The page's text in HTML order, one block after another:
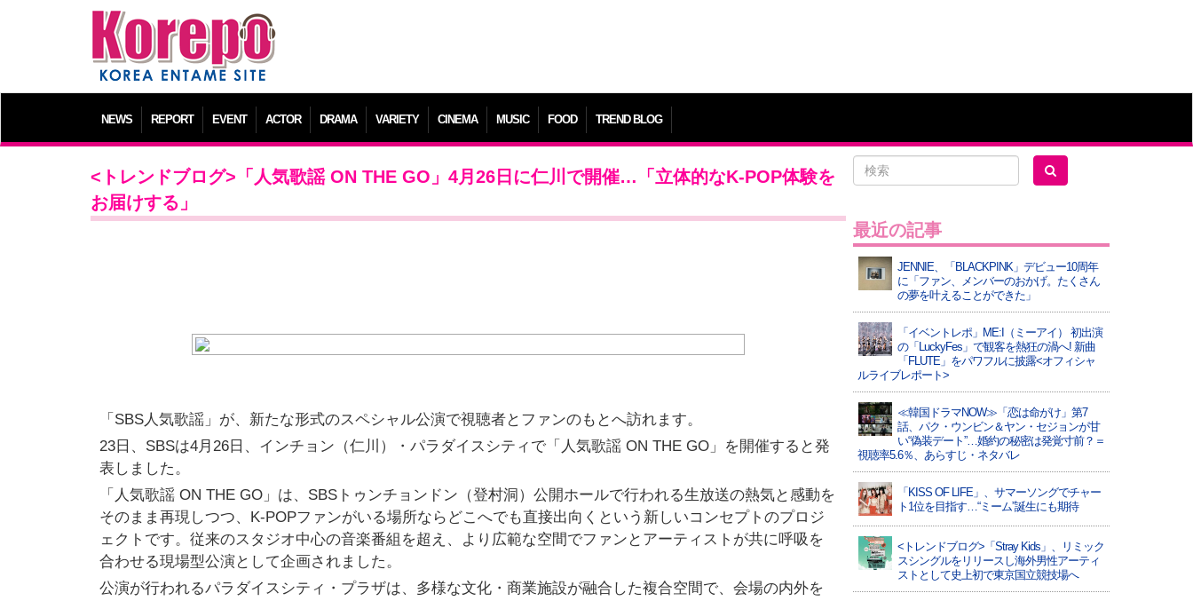
NEWS REPORT EVENT ACTOR DRAMA VARIETY CINEMA MUSIC FOOD TREND BLOG
<トレンドブログ>「人気歌謡 ON THE GO」4月26日に仁川で開催…「立体的なK-POP体験を
お届けする」
「SBS人気歌謡」が、新たな形式のスペシャル公演で視聴者とファンのもとへ訪れます。
23日、SBSは4月26日、インチョン（仁川）・パラダイスシティで「人気歌謡 ON THE GO」を開催すると発
表しました。
「人気歌謡 ON THE GO」は、SBSトゥンチョンドン（登村洞）公開ホールで行われる生放送の熱気と感動を
そのまま再現しつつ、K-POPファンがいる場所ならどこへでも直接出向くという新しいコンセプトのプロジ
ェクトです。従来のスタジオ中心の音楽番組を超え、より広範な空間でファンとアーティストが共に呼吸を
合わせる現場型公演として企画されました。
公演が行われるパラダイスシティ・プラザは、多様な文化・商業施設が融合した複合空間で、会場の内外を
最近の記事
JENNIE、「BLACKPINK」デビュー10周年
に「ファン、メンバーのおかげ。たくさん
の夢を叶えることができた」
「イベントレポ」ME:I（ミーアイ） 初出演
の「LuckyFes」で観客を熱狂の渦へ! 新曲
「FLUTE」をパワフルに披露<オフィシャ
ルライブレポート>
≪韓国ドラマNOW≫「恋は命がけ」第7
話、パク・ウンビン＆ヤン・セジョンが甘
い“偽装デート”…婚約の秘密は発覚寸前？＝
視聴率5.6％、あらすじ・ネタバレ
「KISS OF LIFE」、サマーソングでチャー
ト1位を目指す…“ミーム”誕生にも期待
<トレンドブログ>「Stray Kids」、リミック
スシングルをリリースし海外男性アーティ
ストとして史上初で東京国立競技場へ